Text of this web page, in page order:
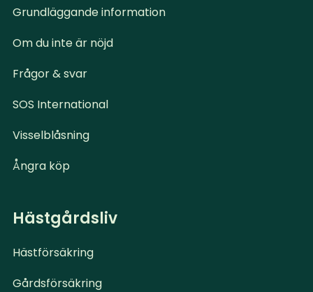
Grundläggande information
Om du inte är nöjd
Frågor & svar
SOS International
Visselblåsning
Ångra köp
Hästgårdsliv
Hästförsäkring
Gårdsförsäkring